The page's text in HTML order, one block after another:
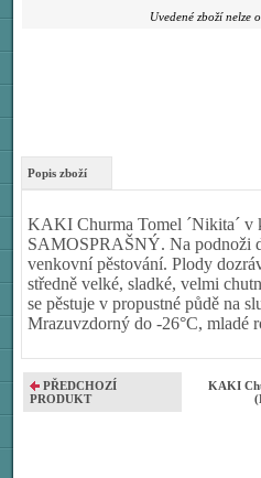
Uvedené zboží nelze
Popis zboží
KAKI Churma Tomel ´Nikita´ v
SAMOSPRAŠNÝ. Na podnoži
venkovní pěstování. Plody
středně velké, sladké, velmi
se pěstuje v propustné půdě na
Mrazuvzdorný do -26°C, mladé
PŘEDCHOZÍ
PRODUKT
KAKI